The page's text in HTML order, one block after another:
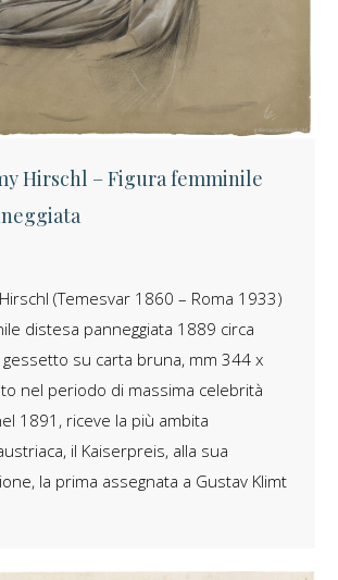
Hirschl – Figura femminile
(Temesvar 1860 – Roma 1933)
distesa panneggiata 1889 circa
su carta bruna, mm 344 x
nel periodo di massima celebrità
1891, riceve la più ambita
il Kaiserpreis, alla sua
la prima assegnata a Gustav Klimt